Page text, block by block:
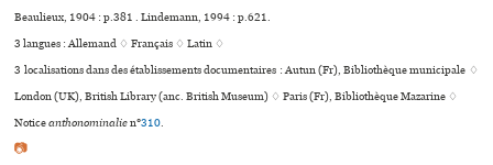
Beaulieux, 1904 : p.381 . Lindemann, 1994 : p.621.
3 langues :Allemand ♢Français ♢Latin ♢
3 localisations dans des établissements documentaires : Autun (Fr), Bibliothèque muni­ci­pale ♢
London (UK), British Library (anc. British Museum) ♢ Paris (Fr), Bibliothèque Mazarine ♢
Noticeanthonominalien°310.
📷